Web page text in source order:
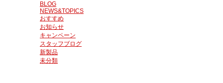
BLOG
NEWS&TOPICS
おすすめ
お知らせ
キャンペーン
スタッフブログ
新製品
未分類